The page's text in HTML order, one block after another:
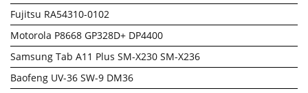
Fujitsu RA54310-0102
Motorola P8668 GP328D+ DP4400
Samsung Tab A11 Plus SM-X230 SM-X236
Baofeng UV-36 SW-9 DM36